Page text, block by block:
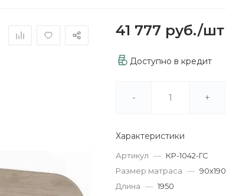
41 777 руб./шт
Доступно в кредит
- +
Характеристики
Артикул — КР-1042-ГС
Размер матраса — 90х190
Длина — 1950